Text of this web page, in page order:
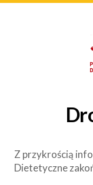
Z przykrością
Dietetyczne